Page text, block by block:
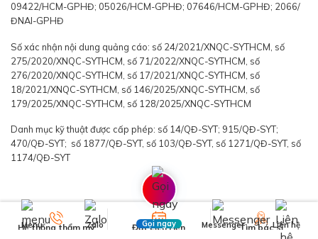
09422/HCM-GPHĐ; 05026/HCM-GPHĐ; 07646/HCM-GPHĐ; 2066/
ĐNAI-GPHĐ
Số xác nhận nội dung quảng cáo: số 24/2021/XNQC-SYTHCM, số
275/2020/XNQC-SYTHCM, số 71/2022/XNQC-SYTHCM, số
276/2020/XNQC-SYTHCM, số 17/2021/XNQC-SYTHCM, số
18/2021/XNQC-SYTHCM, số 146/2025/XNQC-SYTHCM, số
179/2025/XNQC-SYTHCM, số 128/2025/XNQC-SYTHCM
Danh mục kỹ thuật được cấp phép: số 14/QĐ-SYT; 915/QĐ-SYT;
470/QĐ-SYT; số 1877/QĐ-SYT, số 103/QĐ-SYT, số 1271/QĐ-SYT, số
1174/QĐ-SYT
Hệ thống thẩm mỹ Đặt Lịch Hẹn Tìm bác sĩ
Menu Zalo Gọi ngay Messenger Liên hệ